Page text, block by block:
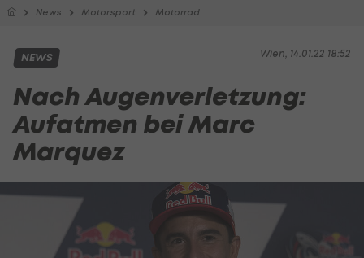
News Motorsport Motorrad
Wien, 14.01.22 18:52
NEWS
Nach Augenverletzung:
Aufatmen bei Marc
Marquez